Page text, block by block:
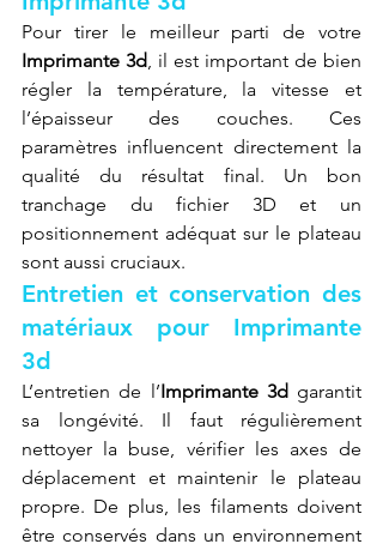
Imprimante 3d, il est important de bien
régler la température, la vitesse et
l’épaisseur des couches. Ces
paramètres influencent directement la
qualité du résultat final. Un bon
tranchage du fichier 3D et un
positionnement adéquat sur le plateau
sont aussi cruciaux.
Entretien et conservation des
matériaux pour Imprimante
3d
L’entretien de l’Imprimante 3d garantit
sa longévité. Il faut régulièrement
nettoyer la buse, vérifier les axes de
déplacement et maintenir le plateau
propre. De plus, les filaments doivent
être conservés dans un environnement